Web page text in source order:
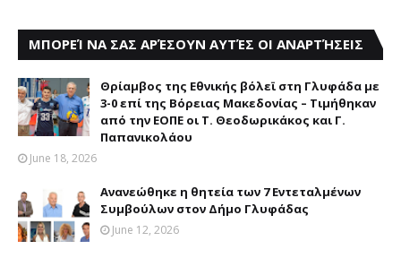
ΜΠΟΡΕΊ ΝΑ ΣΑΣ ΑΡΈΣΟΥΝ ΑΥΤΈΣ ΟΙ ΑΝΑΡΤΉΣΕΙΣ
Θρίαμβος της Εθνικής βόλεϊ στη Γλυφάδα με
3-0 επί της Βόρειας Μακεδονίας – Τιμήθηκαν
από την ΕΟΠΕ οι Τ. Θεοδωρικάκος και Γ.
Παπανικολάου
June 18, 2026
Ανανεώθηκε η θητεία των 7 Εντεταλμένων
Συμβούλων στον Δήμο Γλυφάδας
June 12, 2026